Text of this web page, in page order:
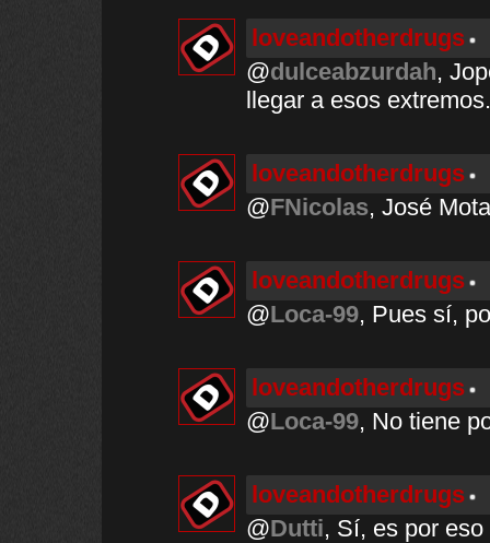
loveandotherdrugs
@dulceabzurdah,
llegar a esos
loveandotherdrugs
@FNicolas, José
loveandotherdrugs
@Loca-99, Pues sí,
loveandotherdrugs
@Loca-99, No tiene
loveandotherdrugs
@Dutti, Sí, es por